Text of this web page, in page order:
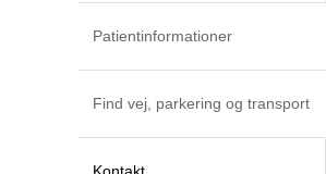
Patientinformationer
Find vej, parkering og transport